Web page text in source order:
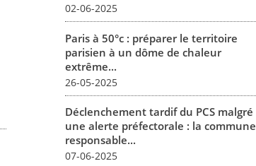
02-06-2025
Paris à 50°c : préparer le territoire
parisien à un dôme de chaleur
extrême...
26-05-2025
Déclenchement tardif du PCS malgré
une alerte préfectorale : la commune
responsable...
07-06-2025